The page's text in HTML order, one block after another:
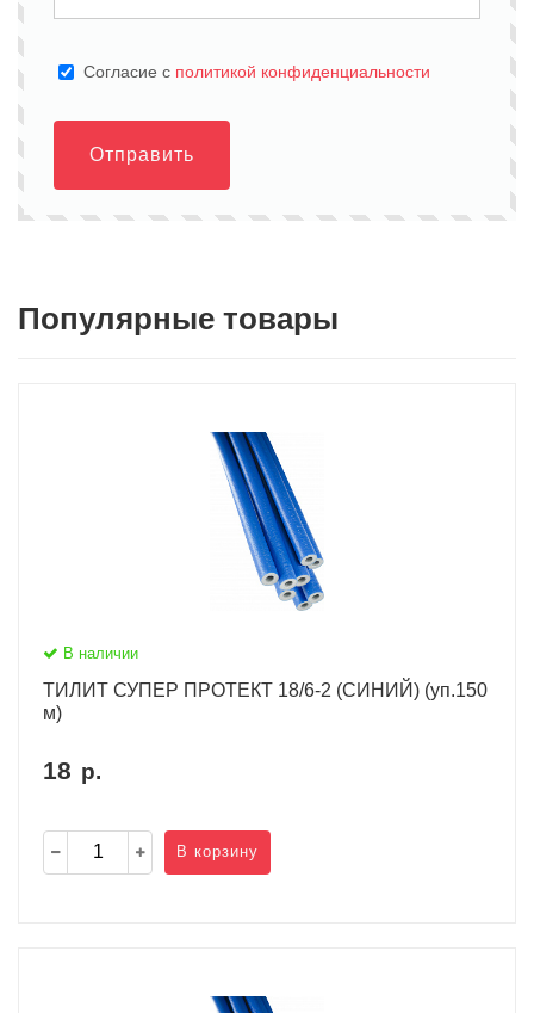
Cогласие с политикой конфиденциальности
Отправить
Популярные товары
В наличии
ТИЛИТ СУПЕР ПРОТЕКТ 18/6-2 (СИНИЙ) (уп.150
м)
18 р.
В корзину